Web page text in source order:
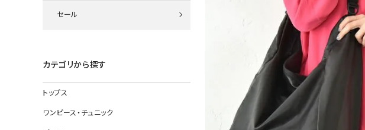
その他のパンツ
デニムパンツ
ジャケット
コート
デニムパンツ
その他のパンツ
ジャケット
コート
セール
カテゴリから探す
トップス
ワンピース・チュニック